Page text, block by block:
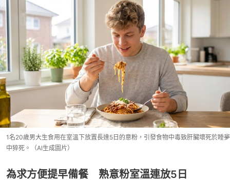
1名20歲男大生食用在室溫下放置長達5日的意粉，引發食物中毒致肝臟壞死於睡夢
中猝死。（AI生成圖片）
為求方便提早備餐 熟意粉室溫連放5日